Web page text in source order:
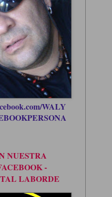
WALY
NUESTRA
-
LABORDE